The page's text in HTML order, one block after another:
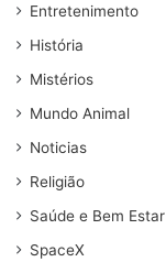
Entretenimento
História
Mistérios
Mundo Animal
Noticias
Religião
Saúde e Bem Estar
SpaceX